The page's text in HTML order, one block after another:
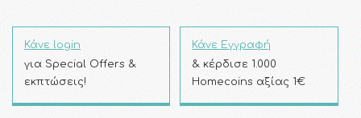
Κάνε login
για Special Offers &
εκπτώσεις!
Κάνε Εγγραφή
& κέρδισε 1.000
Homecoins αξίας 1€